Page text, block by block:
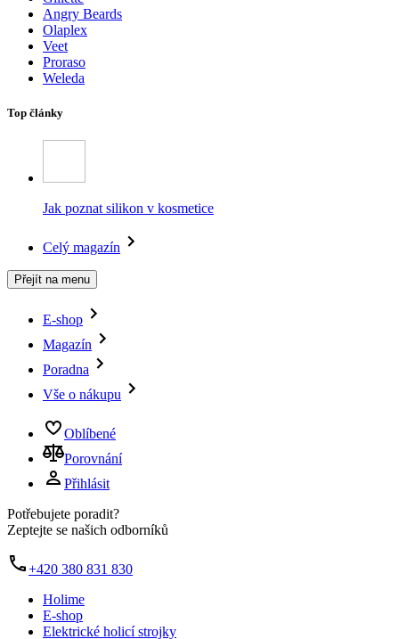
Angry Beards
Olaplex
Veet
Proraso
Weleda
Top články
Jak poznat silikon v kosmetice
Celý magazín
Přejít na menu
E-shop
Magazín
Poradna
Vše o nákupu
Oblíbené
Porovnání
Přihlásit
Potřebujete poradit?
Zeptejte se našich odborníků
+420 380 831 830
Holime
E-shop
Elektrické holicí strojky